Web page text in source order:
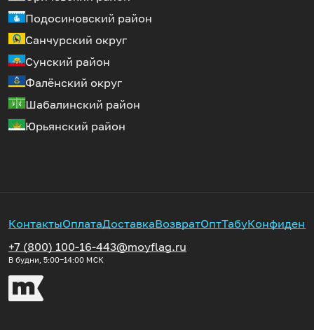
Подосиновский район
Санчурский округ
Сунский район
Фалёнский округ
Шабалинский район
Юрьянский район
КонтактыОплатаДоставкаВозвратОптТабу
+7 (800) 100-16-44
В будни, 5:00‒14:00 МСК
3@moyflag.ru